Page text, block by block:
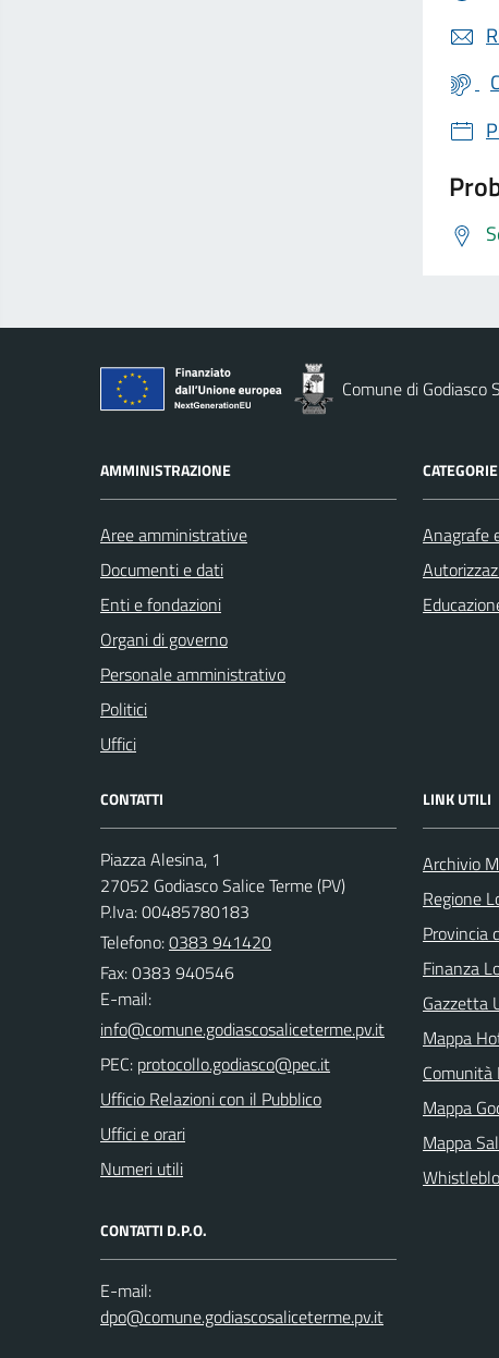
Comune di Godiasco
AMMINISTRAZIONE
Aree amministrative
Documenti e dati
Enti e fondazioni
Organi di governo
Personale amministrativo
Politici
Uffici
Anagrafe
CONTATTI
Piazza Alesina, 1
27052 Godiasco Salice Terme (PV)
P.Iva: 00485780183
Telefono:0383 941420
Fax: 0383 940546
E-mail:
PEC:
Ufficio Relazioni con il Pubblico
Uffici e orari
Numeri utili
CONTATTI D.P.O.
E-mail:
LINK UTILI
Archivio
Regione
Provincia
Finanza
Gazzetta
Mappa
Mappa
Mappa